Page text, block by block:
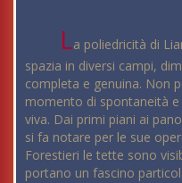
La poliedricità di
spazia in diversi campi,
completa e genuina. Non
momento di spontaneità
viva. Dai primi piani ai
si fa notare per le sue
Forestieri le tette sono
portano un fascino